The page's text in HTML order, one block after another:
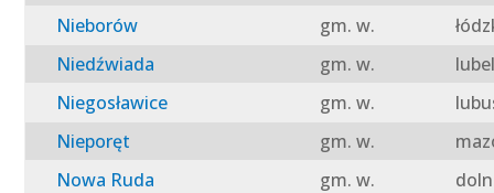
Nieborów
gm. w.
Niedźwiada
gm. w.
Niegosławice
gm. w.
Nieporęt
gm. w.
Nowa Ruda
gm. w.